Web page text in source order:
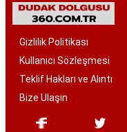
Gizlilik Politikası
Kullanıcı Sözleşmesi
Teklif Hakları ve Alıntı
Bize Ulaşın